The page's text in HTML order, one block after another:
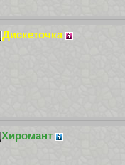
Дискеточка
Хиромант